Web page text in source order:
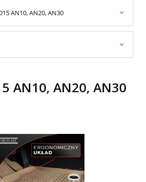
AN10, AN20, AN30
AN10, AN20, AN30